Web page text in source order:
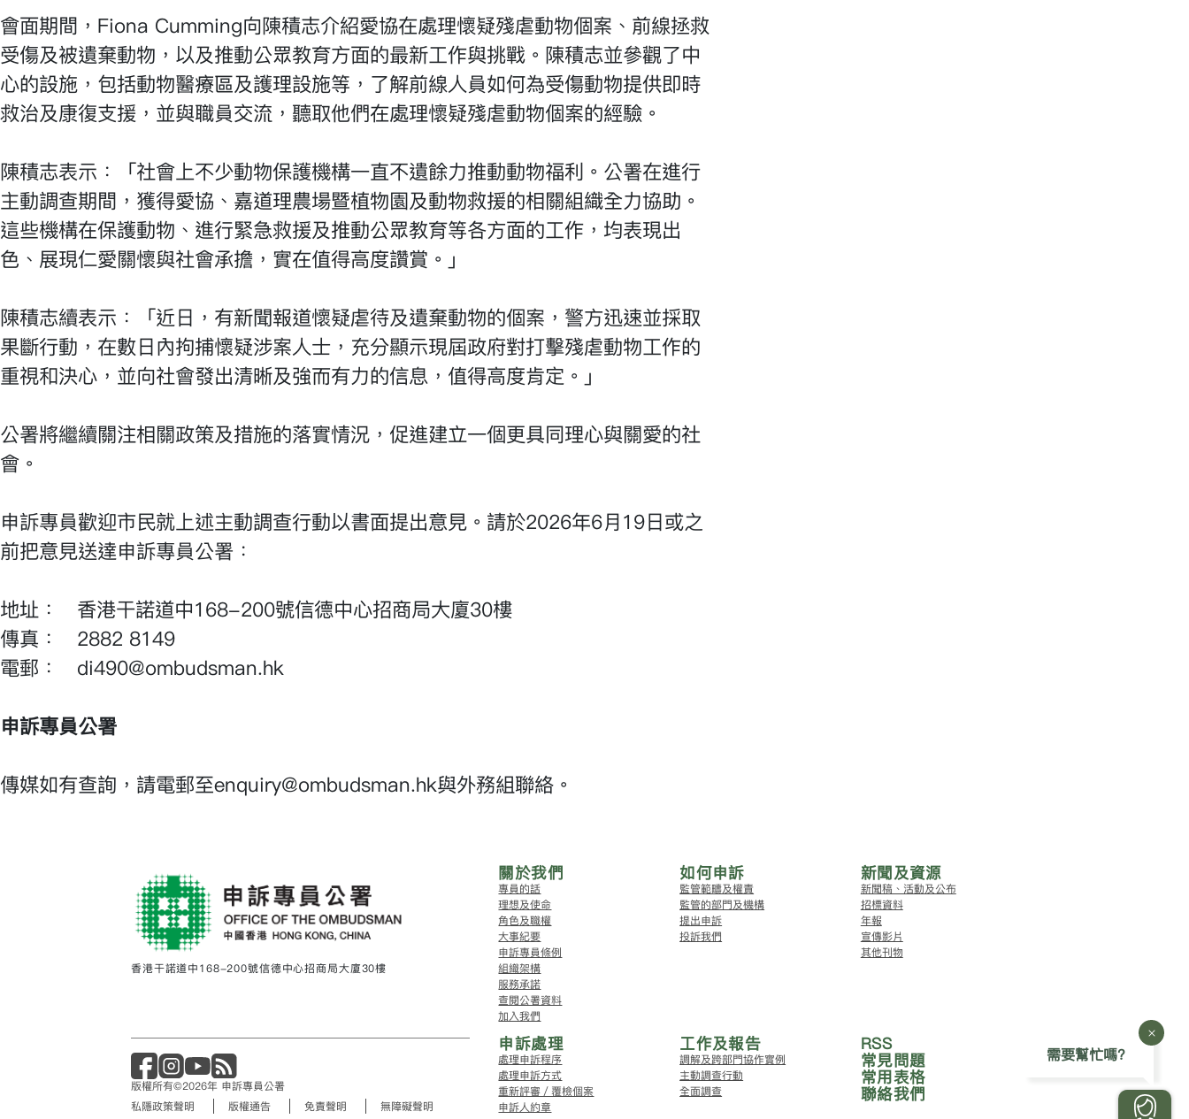
會面期間，Fiona Cumming向陳積志介紹愛協在處理懷疑殘虐動物個案、前線拯救
受傷及被遺棄動物，以及推動公眾教育方面的最新工作與挑戰。陳積志並參觀了中
心的設施，包括動物醫療區及護理設施等，了解前線人員如何為受傷動物提供即時
救治及康復支援，並與職員交流，聽取他們在處理懷疑殘虐動物個案的經驗。
陳積志表示：「社會上不少動物保護機構一直不遺餘力推動動物福利。公署在進行
主動調查期間，獲得愛協、嘉道理農場暨植物園及動物救援的相關組織全力協助。
這些機構在保護動物、進行緊急救援及推動公眾教育等各方面的工作，均表現出
色、展現仁愛關懷與社會承擔，實在值得高度讚賞。」
陳積志續表示：「近日，有新聞報道懷疑虐待及遺棄動物的個案，警方迅速並採取
果斷行動，在數日內拘捕懷疑涉案人士，充分顯示現屆政府對打擊殘虐動物工作的
重視和決心，並向社會發出清晰及強而有力的信息，值得高度肯定。」
公署將繼續關注相關政策及措施的落實情況，促進建立一個更具同理心與關愛的社
會。
申訴專員歡迎市民就上述主動調查行動以書面提出意見。請於2026年6月19日或之
前把意見送達申訴專員公署：
地址： 香港干諾道中168-200號信德中心招商局大廈30樓
傳真： 2882 8149
電郵： di490@ombudsman.hk
申訴專員公署
傳媒如有查詢，請電郵至enquiry@ombudsman.hk與外務組聯絡。
香港干諾道中168-200號信德中心招商局大廈30樓
版權所有©2026年 申訴專員公署
私隱政策聲明
版權通告 免責聲明 無障礙聲明
關於我們
專員的話
理想及使命
角色及職權
大事紀要
申訴專員條例
組織架構
服務承諾
查閱公署資料
加入我們
如何申訴
監管範疇及權責
監管的部門及機構
提出申訴
投訴我們
申訴處理
處理申訴程序
處理申訴方式
重新評審／覆檢個案
申訴人約章
工作及報告
調解及跨部門協作實例
主動調查行動
全面調查
新聞及資源
新聞稿、活動及公布
招標資料
年報
宣傳影片
其他刊物
RSS
常見問題
常用表格
聯絡我們
需要幫忙嗎?